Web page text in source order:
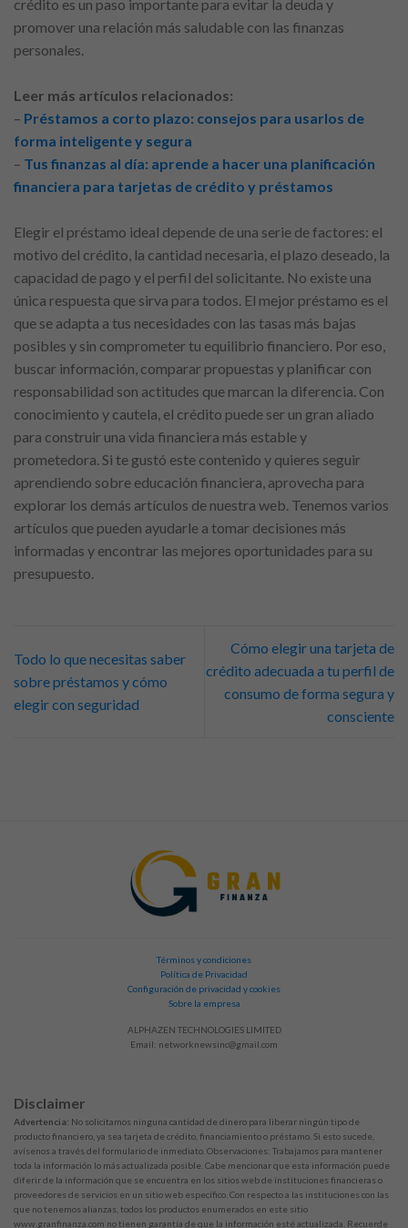
crédito es un paso importante para evitar la deuda y
promover una relación más saludable con las finanzas
personales.
Leer más artículos relacionados:
– Préstamos a corto plazo: consejos para usarlos de
forma inteligente y segura
– Tus finanzas al día: aprende a hacer una planificación
financiera para tarjetas de crédito y préstamos
Elegir el préstamo ideal depende de una serie de factores: el
motivo del crédito, la cantidad necesaria, el plazo deseado, la
capacidad de pago y el perfil del solicitante. No existe una
única respuesta que sirva para todos. El mejor préstamo es el
que se adapta a tus necesidades con las tasas más bajas
posibles y sin comprometer tu equilibrio financiero. Por eso,
buscar información, comparar propuestas y planificar con
responsabilidad son actitudes que marcan la diferencia. Con
conocimiento y cautela, el crédito puede ser un gran aliado
para construir una vida financiera más estable y
prometedora. Si te gustó este contenido y quieres seguir
aprendiendo sobre educación financiera, aprovecha para
explorar los demás artículos de nuestra web. Tenemos varios
artículos que pueden ayudarle a tomar decisiones más
informadas y encontrar las mejores oportunidades para su
presupuesto.
Todo lo que necesitas saber
sobre préstamos y cómo
elegir con seguridad
Cómo elegir una tarjeta de
crédito adecuada a tu perfil de
consumo de forma segura y
consciente
Términos y condiciones
Política de Privacidad
Configuración de privacidad y cookies
Sobre la empresa
ALPHAZEN TECHNOLOGIES LIMITED
Email: networknewsinc@gmail.com
Disclaimer
Advertencia: No solicitamos ninguna cantidad de dinero para liberar ningún tipo de
producto financiero, ya sea tarjeta de crédito, financiamiento o préstamo. Si esto sucede,
avísenos a través del formulario de inmediato. Observaciones: Trabajamos para mantener
toda la información lo más actualizada posible. Cabe mencionar que esta información puede
diferir de la información que se encuentra en los sitios web de instituciones financieras o
proveedores de servicios en un sitio web específico. Con respecto a las instituciones con las
que no tenemos alianzas, todos los productos enumerados en este sitio
www.granfinanza.com no tienen garantía de que la información esté actualizada. Recuerde